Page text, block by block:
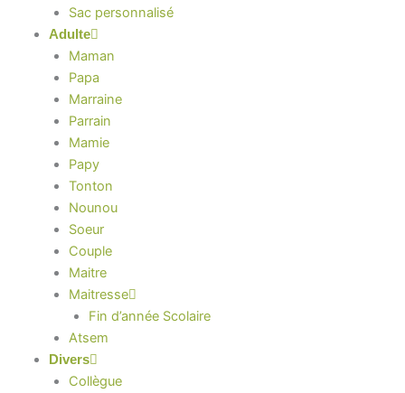
Sac personnalisé
Adulte
Maman
Papa
Marraine
Parrain
Mamie
Papy
Tonton
Nounou
Soeur
Couple
Maitre
Maitresse
Fin d’année Scolaire
Atsem
Divers
Collègue